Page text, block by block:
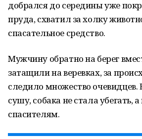
добрался до середины уже
пруда, схватил за холку
спасательное средство.
Мужчину обратно на берег
затащили на веревках, за
следило множество
сушу, собака не стала убегать,
спасителям.